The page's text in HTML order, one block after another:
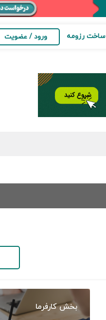
ساخت رزومه ورود / عضویت
بخش کارفرما